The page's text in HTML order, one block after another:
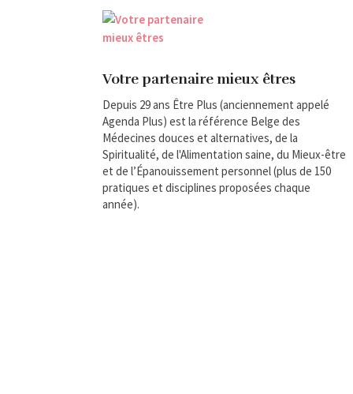
Votre partenaire mieux êtres
Depuis 29 ans Être Plus (anciennement appelé
Agenda Plus) est la référence Belge des
Médecines douces et alternatives, de la
Spiritualité, de l'Alimentation saine, du Mieux-être
et de l’Épanouissement personnel (plus de 150
pratiques et disciplines proposées chaque
année).